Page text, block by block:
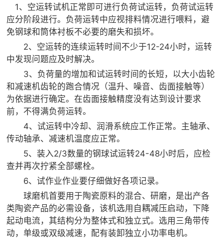
1、空运转试机正常即可进行负荷试运转，负荷试运转
应分阶段进行。负荷运转中应视排料情况进行喂料，避
免钢球和筒体衬板不必要的磨失和损坏。
2、空运转的连续运转时间不少于12-24小时，运转
中发现问题应及时解决。
3、负荷量的增加和试运转时间的长短，以大小齿轮
和减速机齿轮的跑合情况（温升、噪音、齿面接触等）
为依据进行确定。在齿面接触精度没有达到设计要求
前，不得满负荷运转。
4、试运转中冷却、润滑系统应工作正常。主轴承、
传动轴承、减速机温度应正常。
5、装入2/3数量的钢球试运转24-48小时后，应检
查并再次拧紧全部螺栓。
6、试作业作业要仔细做好各项记录。
球磨机首要用于陶瓷原料的混合、研磨，是出产各
类陶瓷产品的必需设备，该机选用自耦减压启动，下降
起动电流，其结构分为整体式和独立式。选用三角带传
动，单级或双级减速，配有装卸独立小功率电机。